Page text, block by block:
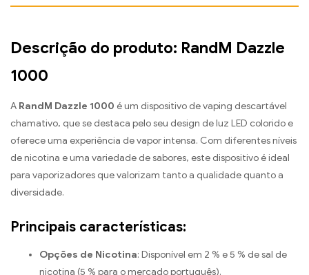
Descrição do produto: RandM Dazzle
1000
A RandM Dazzle 1000 é um dispositivo de vaping descartável
chamativo, que se destaca pelo seu design de luz LED colorido e
oferece uma experiência de vapor intensa. Com diferentes níveis
de nicotina e uma variedade de sabores, este dispositivo é ideal
para vaporizadores que valorizam tanto a qualidade quanto a
diversidade.
Principais características:
Opções de Nicotina: Disponível em 2 % e 5 % de sal de
nicotina (5 % para o mercado português).